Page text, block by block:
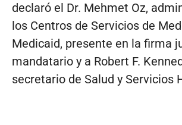
declaró el Dr. Mehmet Oz,
los Centros de Servicios de
Medicaid, presente en la firma
mandatario y a Robert F.
secretario de Salud y Servicios